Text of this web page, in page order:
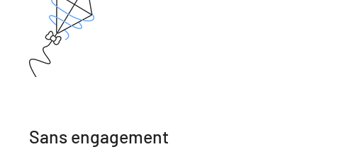
Sans engagement